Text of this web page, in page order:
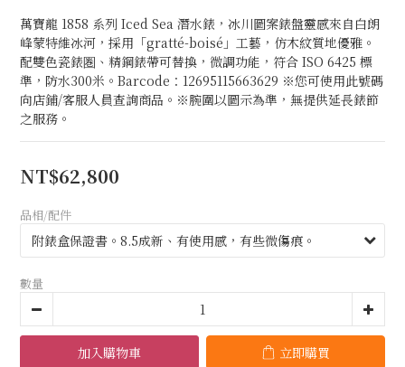
萬寶龍 1858 系列 Iced Sea 潛水錶，冰川圖案錶盤靈感來自白朗
峰蒙特維冰河，採用「gratté-boisé」工藝，仿木紋質地優雅。
配雙色瓷錶圏、精鋼錶帶可替換，微調功能，符合 ISO 6425 標
準，防水300米。Barcode：12695115663629 ※您可使用此號碼
向店鋪/客服人員查詢商品。※腕圍以圖示為準，無提供延長錶節
之服務。
NT$62,800
品相/配件
數量
加入購物車 立即購買